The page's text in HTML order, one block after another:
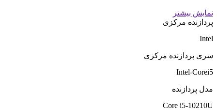
نمایش بیشتر
پردازنده مرکزی
Intel
سری پردازنده مرکزی
Intel-Corei5
مدل پردازنده
Core i5-10210U